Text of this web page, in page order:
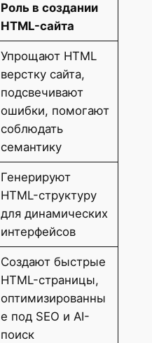
Роль в создании
HTML-сайта
Упрощают HTML
верстку сайта,
подсвечивают
ошибки, помогают
соблюдать
семантику
Генерируют
HTML-структуру
для динамических
интерфейсов
Создают быстрые
HTML-страницы,
оптимизированны
е под SEO и AI-
поиск